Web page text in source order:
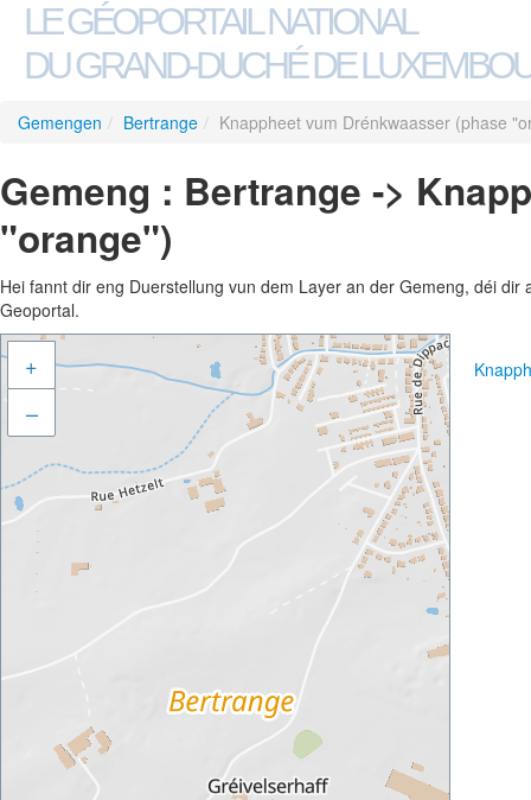
LE GÉOPORTAIL NATIONAL
DU GRAND-DUCHÉ DE
Gemengen / Bertrange / Knappheet vum Drénkwaasser (phase
Gemeng : Bertrange ->
"orange")
Hei fannt dir eng Duerstellung vun dem Layer an der Gemeng, déi
Geoportal.
+
–